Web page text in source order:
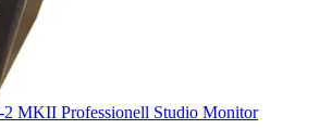
MKII Professionell Studio Monitor